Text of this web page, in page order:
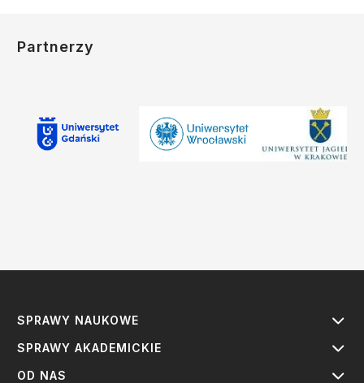
Partnerzy
SPRAWY NAUKOWE
SPRAWY AKADEMICKIE
OD NAS